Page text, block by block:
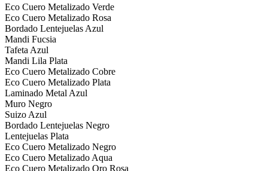
Eco Cuero Metalizado Verde
Eco Cuero Metalizado Rosa
Bordado Lentejuelas Azul
Mandi Fucsia
Tafeta Azul
Mandi Lila Plata
Eco Cuero Metalizado Cobre
Eco Cuero Metalizado Plata
Laminado Metal Azul
Muro Negro
Suizo Azul
Bordado Lentejuelas Negro
Lentejuelas Plata
Eco Cuero Metalizado Negro
Eco Cuero Metalizado Aqua
Eco Cuero Metalizado Oro Rosa